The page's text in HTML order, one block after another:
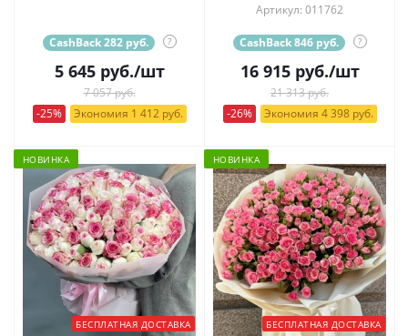
CashBack 282 руб. ?
5 645руб./шт
7 057 руб.
-25%
Экономия 1 412 руб.
Артикул: 011762
CashBack 846 руб. ?
16 915руб./шт
21 313 руб.
-26%
Экономия 4 398 руб.
НОВИНКА
БЕСПЛАТНАЯ ДОСТАВКА
НОВИНКА
БЕСПЛАТНАЯ ДОСТАВКА